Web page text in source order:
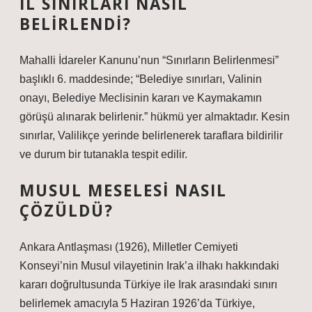
BELIRLENDI?
Mahalli İdareler Kanunu’nun “Sınırların Belirlenmesi”
başlıklı 6. maddesinde; “Belediye sınırları, Valinin
onayı, Belediye Meclisinin kararı ve Kaymakamın
görüşü alınarak belirlenir.” hükmü yer almaktadır. Kesin
sınırlar, Valilikçe yerinde belirlenerek taraflara bildirilir
ve durum bir tutanakla tespit edilir.
MUSUL MESELESI NASIL
ÇÖZÜLDÜ?
Ankara Antlaşması (1926), Milletler Cemiyeti
Konseyi’nin Musul vilayetinin Irak’a ilhakı hakkındaki
kararı doğrultusunda Türkiye ile Irak arasındaki sınırı
belirlemek amacıyla 5 Haziran 1926’da Türkiye,